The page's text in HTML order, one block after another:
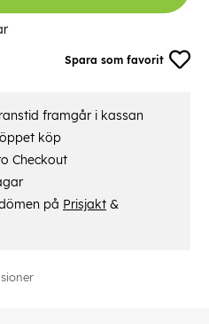
Spara som favorit
framgår i kassan
köp
Checkout
på Prisjakt &